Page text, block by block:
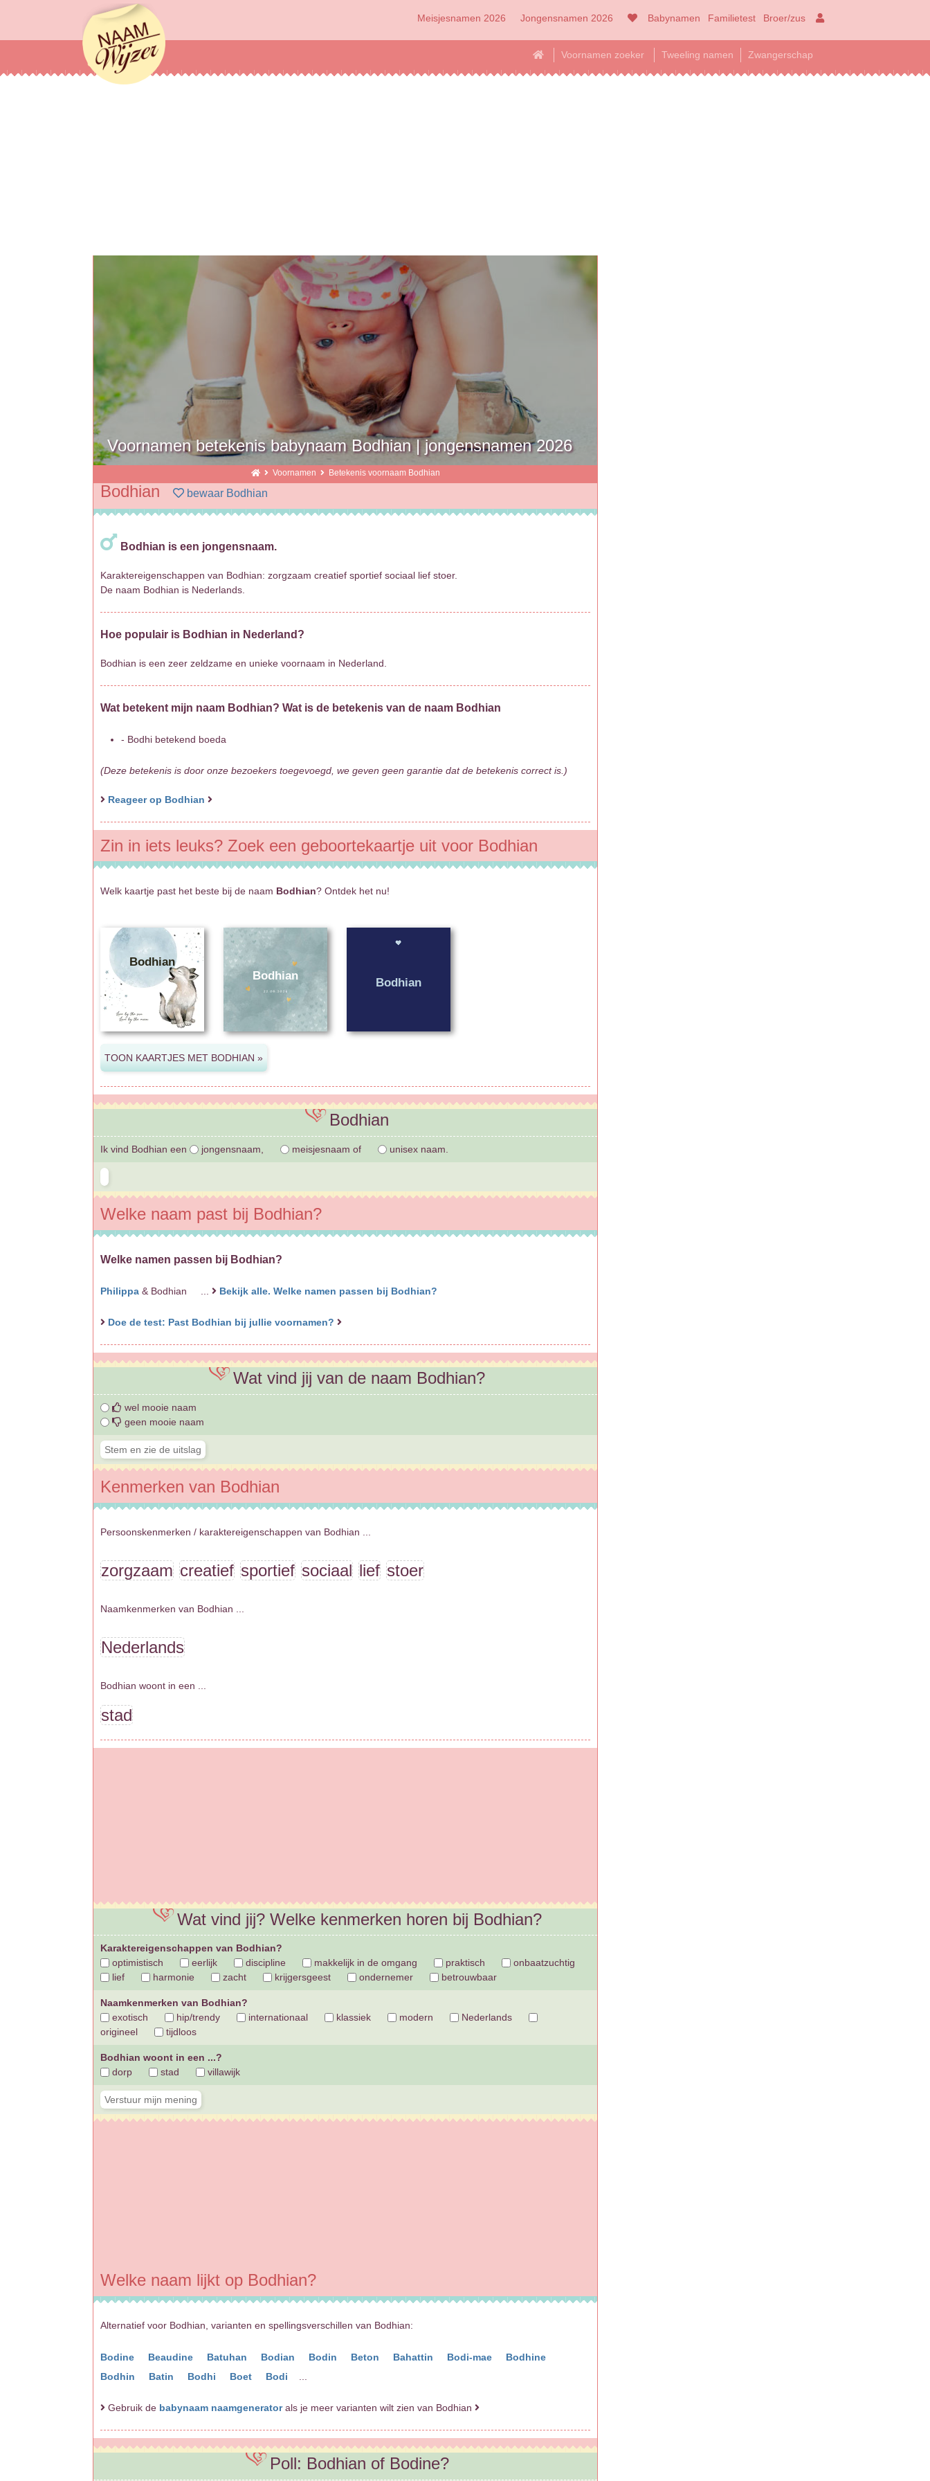
Meisjesnamen 2026 Jongensnamen 2026 Babynamen Familietest Broer/zus
Voornamen zoeker Tweeling namen Zwangerschap
Voornamen betekenis babynaam Bodhian | jongensnamen 2026
Voornamen Betekenis voornaam Bodhian
Bodhian bewaar Bodhian
Bodhian is een jongensnaam.
Karaktereigenschappen van Bodhian: zorgzaam creatief sportief sociaal lief stoer.
De naam Bodhian is Nederlands.
Hoe populair is Bodhian in Nederland?
Bodhian is een zeer zeldzame en unieke voornaam in Nederland.
Wat betekent mijn naam Bodhian? Wat is de betekenis van de naam Bodhian
- Bodhi betekend boeda
(Deze betekenis is door onze bezoekers toegevoegd, we geven geen garantie dat de betekenis correct is.)
Reageer op Bodhian
Zin in iets leuks? Zoek een geboortekaartje uit voor Bodhian
Welk kaartje past het beste bij de naam Bodhian? Ontdek het nu!
Bodhian
Bodhian
Bodhian
Bodhian
Ik vind Bodhian een jongensnaam, meisjesnaam of unisex naam.
Welke naam past bij Bodhian?
Welke namen passen bij Bodhian?
Philippa & Bodhian ... Bekijk alle. Welke namen passen bij Bodhian?
Doe de test: Past Bodhian bij jullie voornamen?
Wat vind jij van de naam Bodhian?
wel mooie naam
geen mooie naam
Kenmerken van Bodhian
Persoonskenmerken / karaktereigenschappen van Bodhian ...
zorgzaam creatief sportief sociaal lief stoer
Naamkenmerken van Bodhian ...
Nederlands
Bodhian woont in een ...
stad
Wat vind jij? Welke kenmerken horen bij Bodhian?
Karaktereigenschappen van Bodhian?
optimistisch
eerlijk discipline makkelijk in de omgang praktisch
onbaatzuchtig
lief
harmonie zacht krijgersgeest ondernemer betrouwbaar
Naamkenmerken van Bodhian?
exotisch
hip/trendy internationaal klassiek modern
Nederlands
origineel
tijdloos
Bodhian woont in een ...?
dorp
stad villawijk
Welke naam lijkt op Bodhian?
Alternatief voor Bodhian, varianten en spellingsverschillen van Bodhian:
Bodine Beaudine Batuhan Bodian Bodin Beton Bahattin Bodi-mae
Bodhine
Bodhin
Batin Bodhi Boet Bodi
Gebruik de babynaam naamgeneratorals je meer varianten wilt zien van Bodhian
Poll: Bodhian of Bodine?